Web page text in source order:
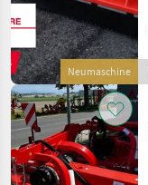
Neumaschine